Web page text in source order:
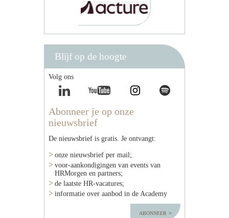
Blijf op de hoogte
Volg ons
Abonneer je op onze
nieuwsbrief
De nieuwsbrief is gratis. Je ontvangt:
onze nieuwsbrief per mail;
voor-aankondigingen van events van
HRMorgen en partners;
de laatste HR-vacatures;
informatie over aanbod in de Academy
abonneer